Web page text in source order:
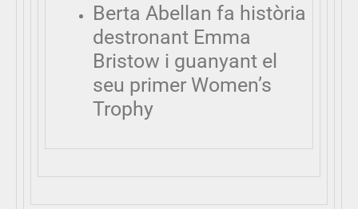
Berta Abellan fa història
destronant Emma
Bristow i guanyant el
seu primer Women’s
Trophy